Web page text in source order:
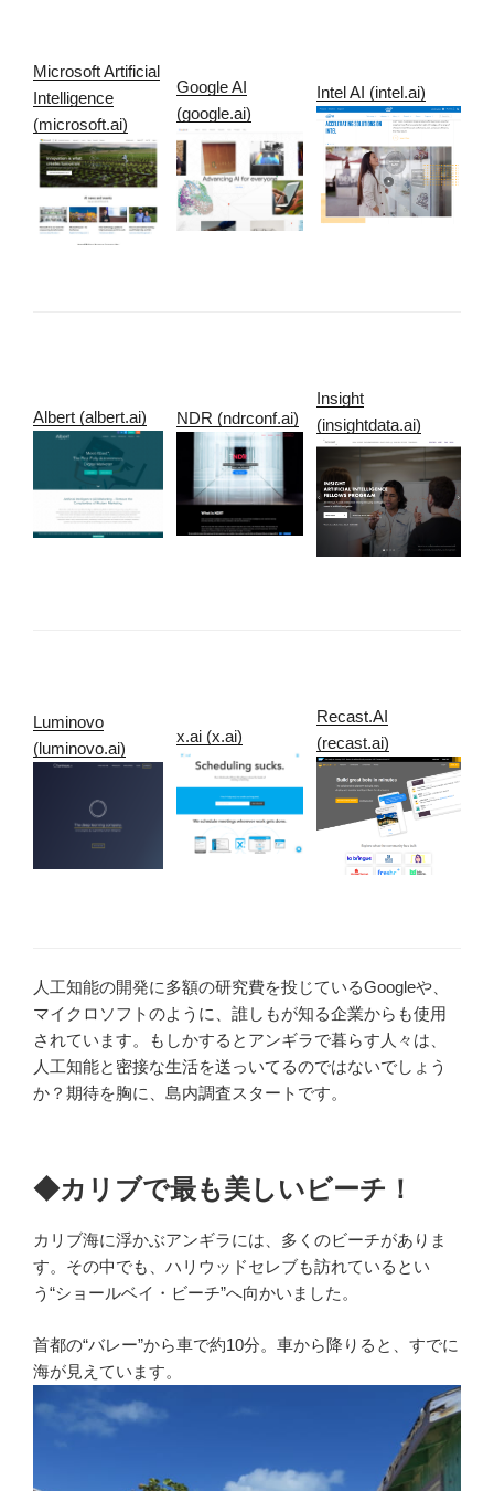
Microsoft Artificial
Intelligence
(microsoft.ai)
Google AI
(google.ai)
Intel AI (intel.ai)
Albert (albert.ai) NDR (ndrconf.ai)
Insight
(insightdata.ai)
Luminovo
(luminovo.ai)
x.ai (x.ai)
Recast.AI
(recast.ai)
人工知能の開発に多額の研究費を投じているGoogleや、
マイクロソフトのように、誰しもが知る企業からも使用
されています。もしかするとアンギラで暮らす人々は、
人工知能と密接な生活を送っいてるのではないでしょう
か？期待を胸に、島内調査スタートです。
◆カリブで最も美しいビーチ！
カリブ海に浮かぶアンギラには、多くのビーチがありま
す。その中でも、ハリウッドセレブも訪れているとい
う“ショールベイ・ビーチ”へ向かいました。
首都の“バレー”から車で約10分。車から降りると、すでに
海が見えています。